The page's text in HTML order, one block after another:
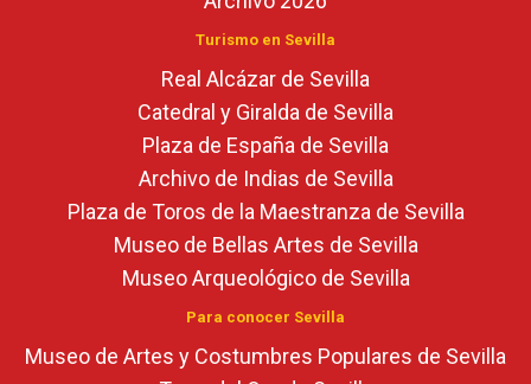
Turismo en Sevilla
Real Alcázar de Sevilla
Catedral y Giralda de Sevilla
Plaza de España de Sevilla
Archivo de Indias de Sevilla
Plaza de Toros de la Maestranza de Sevilla
Museo de Bellas Artes de Sevilla
Museo Arqueológico de Sevilla
Para conocer Sevilla
Museo de Artes y Costumbres Populares de Sevilla